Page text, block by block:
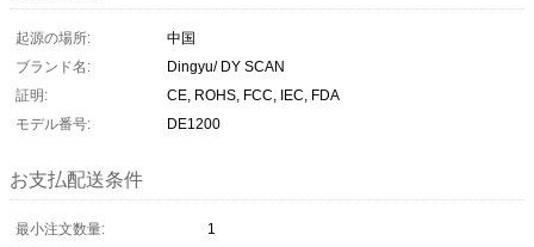
起源の場所:
中国
ブランド名:
Dingyu/ DY SCAN
証明:
CE, ROHS, FCC, IEC, FDA
モデル番号:
DE1200
お支払配送条件
最小注文数量:
1